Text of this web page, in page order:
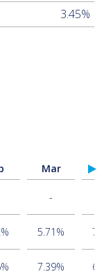
3.45%
Mar
-
5.71%
7.39%